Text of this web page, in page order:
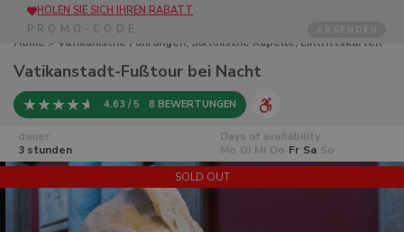
HOLEN SIE SICH IHREN RABATT
ABSENDEN
Home > Vatikanische Führungen, Sixtinische Kapelle, Eintrittskarten
Vatikanstadt-Fußtour bei Nacht
4.63 / 5 8 BEWERTUNGEN
Days of availability
Mo Di Mi Do Fr Sa So
dauer
3 stunden
SOLD OUT